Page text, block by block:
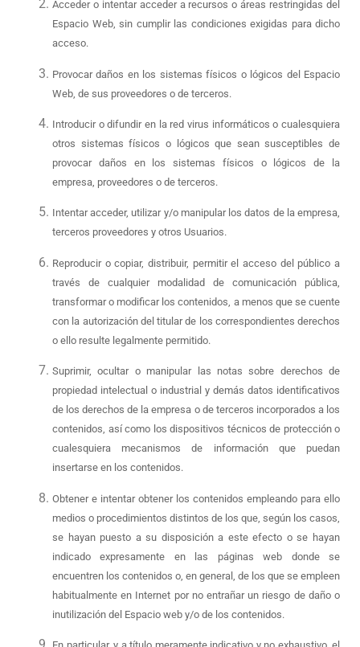
Acceder o intentar acceder a recursos o áreas restringidas del
Espacio Web, sin cumplir las condiciones exigidas para dicho
acceso.
Provocar daños en los sistemas físicos o lógicos del Espacio
Web, de sus proveedores o de terceros.
Introducir o difundir en la red virus informáticos o cualesquiera
otros sistemas físicos o lógicos que sean susceptibles de
provocar daños en los sistemas físicos o lógicos de la
empresa, proveedores o de terceros.
Intentar acceder, utilizar y/o manipular los datos de la empresa,
terceros proveedores y otros Usuarios.
Reproducir o copiar, distribuir, permitir el acceso del público a
través de cualquier modalidad de comunicación pública,
transformar o modificar los contenidos, a menos que se cuente
con la autorización del titular de los correspondientes derechos
o ello resulte legalmente permitido.
Suprimir, ocultar o manipular las notas sobre derechos de
propiedad intelectual o industrial y demás datos identificativos
de los derechos de la empresa o de terceros incorporados a los
contenidos, así como los dispositivos técnicos de protección o
cualesquiera mecanismos de información que puedan
insertarse en los contenidos.
Obtener e intentar obtener los contenidos empleando para ello
medios o procedimientos distintos de los que, según los casos,
se hayan puesto a su disposición a este efecto o se hayan
indicado expresamente en las páginas web donde se
encuentren los contenidos o, en general, de los que se empleen
habitualmente en Internet por no entrañar un riesgo de daño o
inutilización del Espacio web y/o de los contenidos.